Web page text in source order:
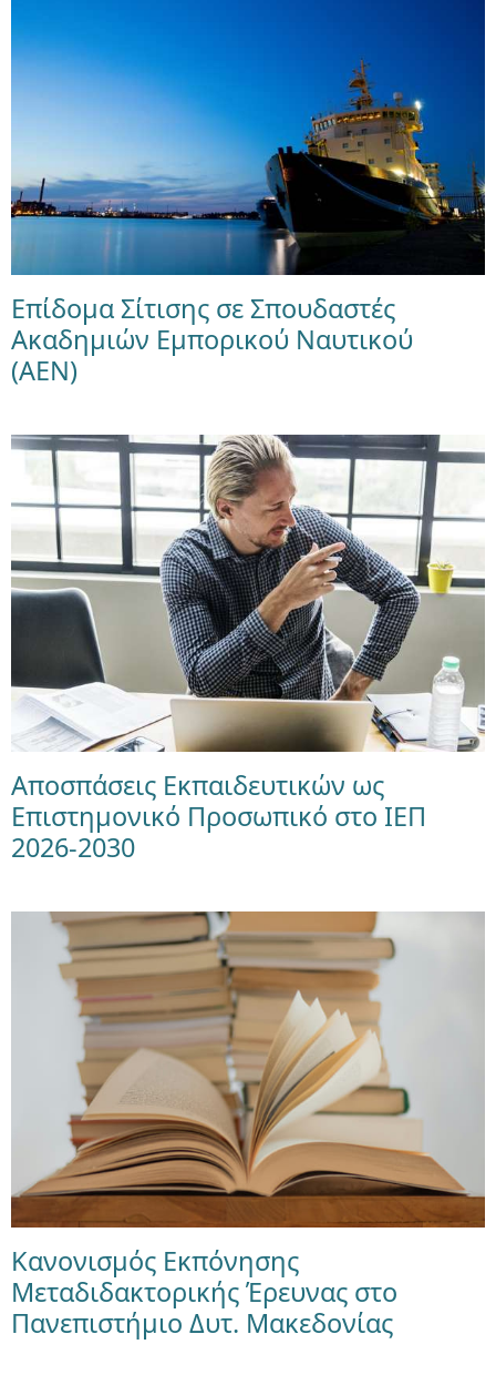
Επίδομα Σίτισης σε Σπουδαστές
Ακαδημιών Εμπορικού Ναυτικού
(ΑΕΝ)
Αποσπάσεις Εκπαιδευτικών ως
Επιστημονικό Προσωπικό στο ΙΕΠ
2026-2030
Κανονισμός Εκπόνησης
Μεταδιδακτορικής Έρευνας στο
Πανεπιστήμιο Δυτ. Μακεδονίας